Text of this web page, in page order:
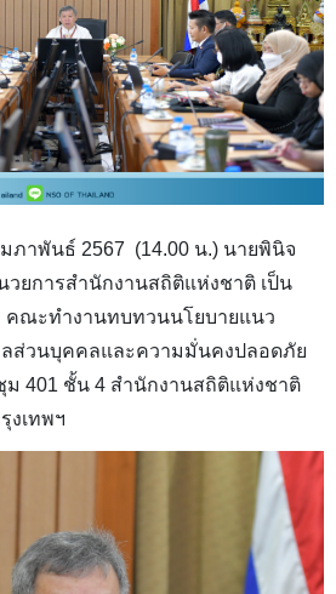
าพันธ์ 2567 (14.00 น.) นายพินิจ
ยการสำนักงานสถิติแห่งชาติ เป็น
คณะทำงานทบทวนนโยบายแนว
ส่วนบุคคลและความมั่นคงปลอดภัย
401 ชั้น 4 สำนักงานสถิติแห่งชาติ
งเทพฯ